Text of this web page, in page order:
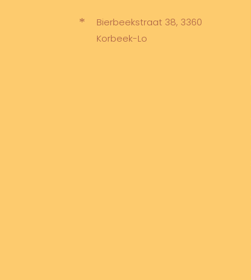
Bierbeekstraat 38, 3360
Korbeek-Lo